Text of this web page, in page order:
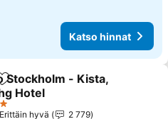
Katso hinnat
Lisää suosikkeihin
Stockholm - Kista,
Hotel
Erittäin hyvä
2 779